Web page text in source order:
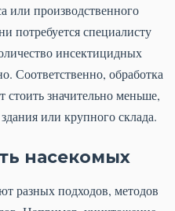
или производственного
потребуется специалисту
инсектицидных
Соответственно, обработка
стоить значительно меньше,
или крупного склада.
насекомых
разных подходов, методов